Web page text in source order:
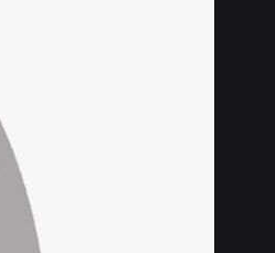
velit esse cillum dolore eu fugiat